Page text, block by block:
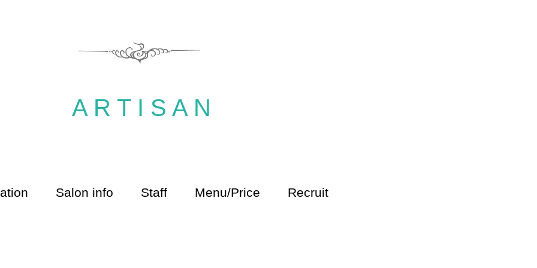
A R T I S A N
Salon info Staff Menu/Price Recruit